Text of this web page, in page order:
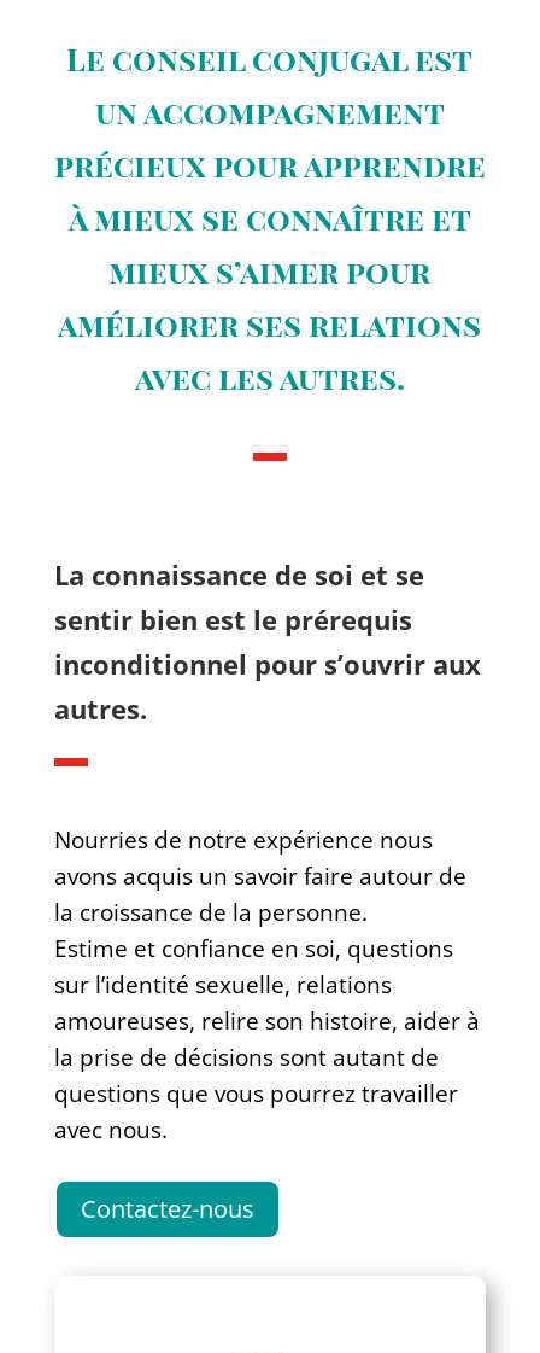
Le conseil conjugal est
un accompagnement
précieux pour apprendre
à mieux se connaître et
mieux s’aimer pour
améliorer ses relations
avec les autres.
La connaissance de soi et se
sentir bien est le prérequis
inconditionnel pour s’ouvriraux
autres.
Nourries de notre expérience nous
avons acquis un savoir faire autour de
la croissance de la personne.
Estime et confiance en soi, questions
sur l’identité sexuelle, relations
amoureuses, relire son histoire, aider à
la prise de décisions sont autant de
questions que vous pourrez travailler
avec nous.
Contactez-nous